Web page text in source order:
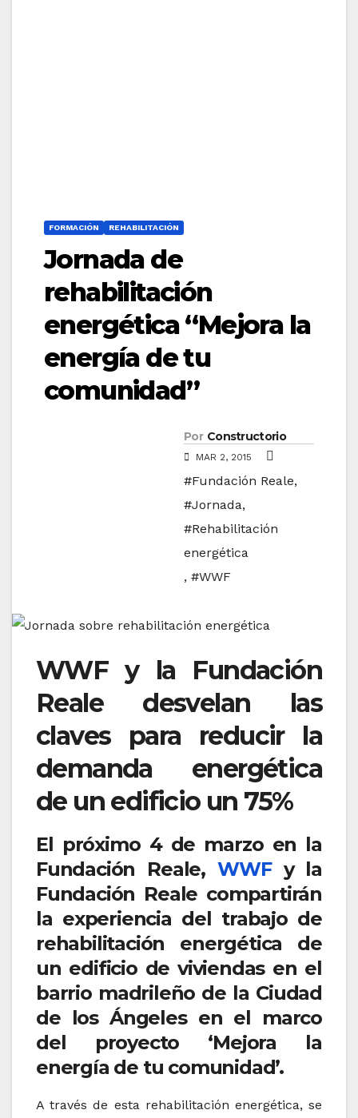
FORMACIÓN REHABILITACIÓN
Jornada de
rehabilitación
energética “Mejora la
energía de tu
comunidad”
Por Constructorio
MAR 2, 2015
#Fundación Reale,
#Jornada,
#Rehabilitación
energética
, #WWF
WWF y la Fundación
Reale desvelan las
claves para reducir la
demanda energética
de un edificio un 75%
El próximo 4 de marzo en la
Fundación Reale,WWFy la
Fundación Reale compartirán
la experiencia del trabajo de
rehabilitación energética de
un edificio de viviendas en el
barrio madrileño de la Ciudad
de los Ángeles en el marco
del proyecto ‘Mejora la
energía de tu comunidad’.
A través de esta rehabilitación energética, se